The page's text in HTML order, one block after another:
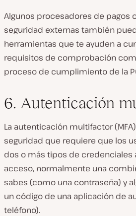
Algunos procesadores de pagos
seguridad externas también
herramientas que te ayuden a
requisitos de comprobación
proceso de cumplimiento de la
6. Autenticación
La autenticación multifactor
seguridad que requiere que los
dos o más tipos de credenciales
acceso, normalmente una
sabes (como una contraseña) y
un código de una aplicación de
teléfono).